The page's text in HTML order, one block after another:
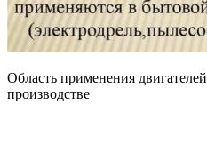
Область применения
производстве